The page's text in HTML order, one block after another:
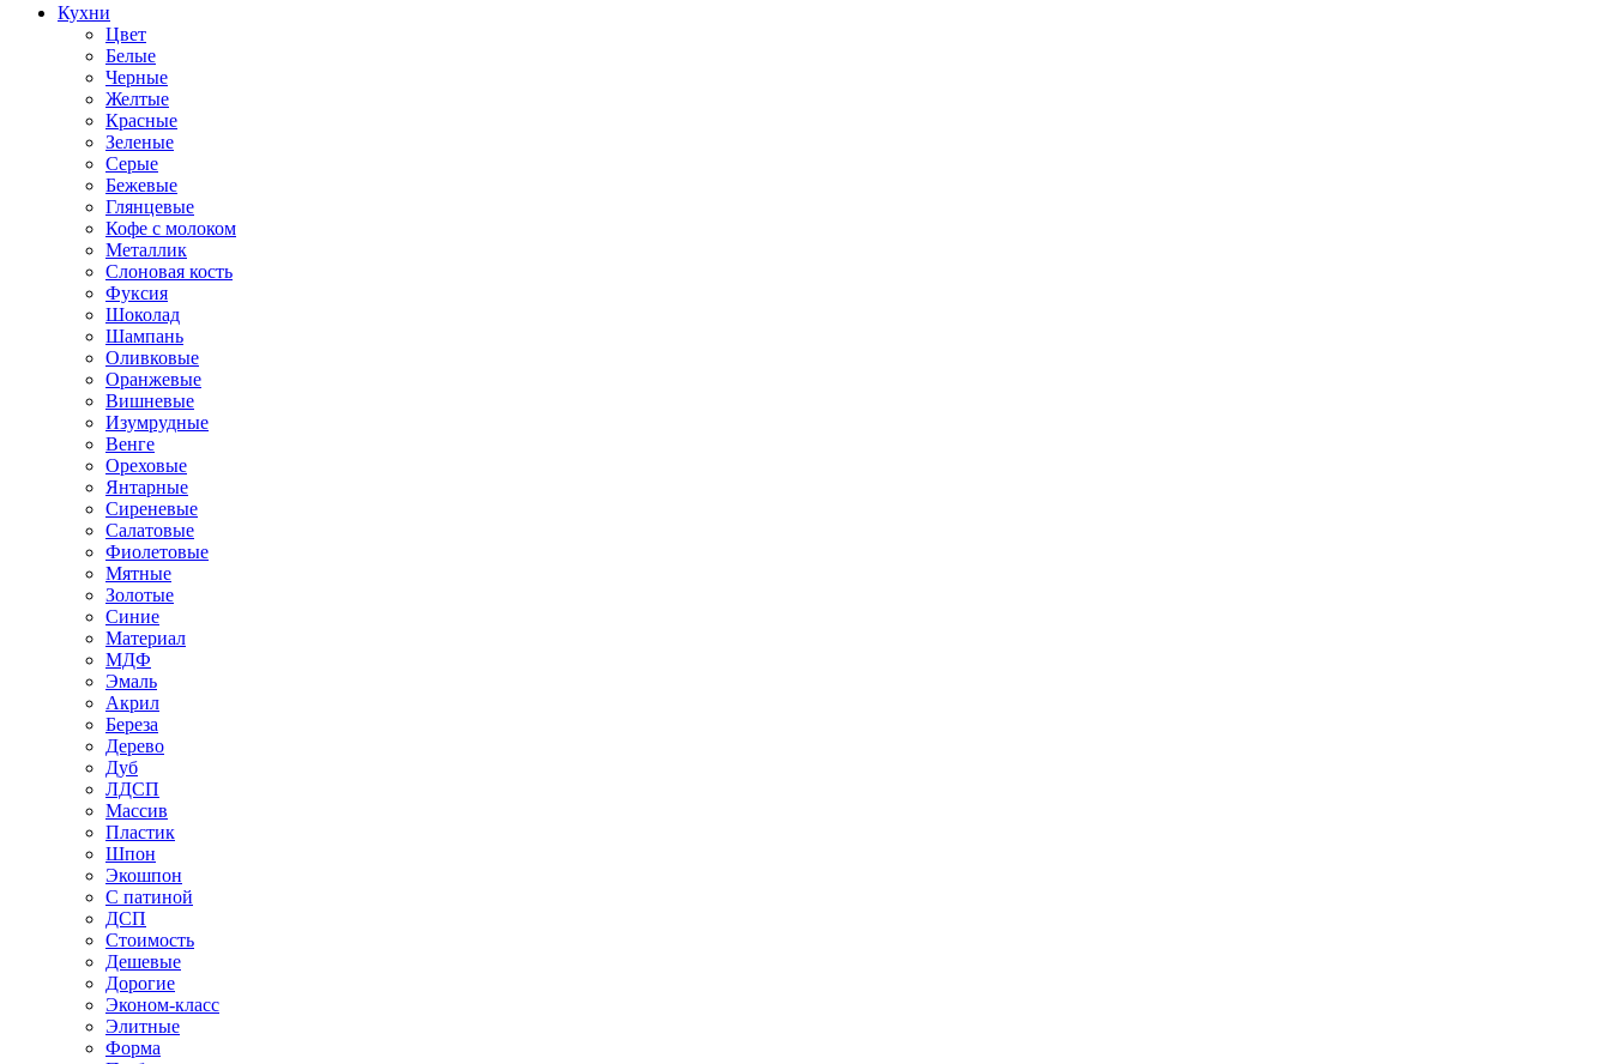
Кухни
Цвет
Белые
Черные
Желтые
Красные
Зеленые
Серые
Бежевые
Глянцевые
Кофе с молоком
Металлик
Слоновая кость
Фуксия
Шоколад
Шампань
Оливковые
Оранжевые
Вишневые
Изумрудные
Венге
Ореховые
Янтарные
Сиреневые
Салатовые
Фиолетовые
Мятные
Золотые
Синие
Материал
МДФ
Эмаль
Акрил
Береза
Дерево
Дуб
ЛДСП
Массив
Пластик
Шпон
Экошпон
С патиной
ДСП
Стоимость
Дешевые
Дорогие
Эконом-класс
Элитные
Форма